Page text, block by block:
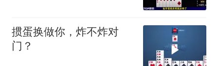
掼蛋换做你，炸不炸对
门？